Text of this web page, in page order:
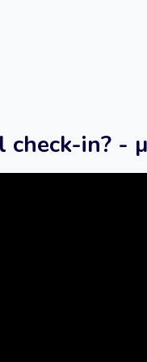
check-in? -